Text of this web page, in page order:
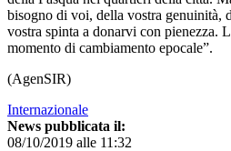
bisogno di voi, della vostra genuinità,
vostra spinta a donarvi con pienezza.
momento di cambiamento epocale”.
(AgenSIR)
Internazionale
News pubblicata il:
08/10/2019 alle 11:32